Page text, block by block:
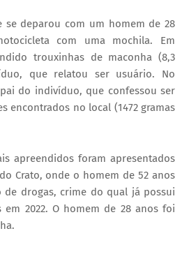
deparou com um homem de 28
com uma mochila. Em
trouxinhas de maconha (8,3
que relatou ser usuário. No
do indivíduo, que confessou ser
encontrados no local (1472 gramas
apreendidos foram apresentados
Crato, onde o homem de 52 anos
drogas, crime do qual já possui
em 2022. O homem de 28 anos foi